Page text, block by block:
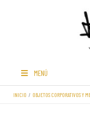
MENÚ
INICIO OBJETOS CORPORATIVOS Y